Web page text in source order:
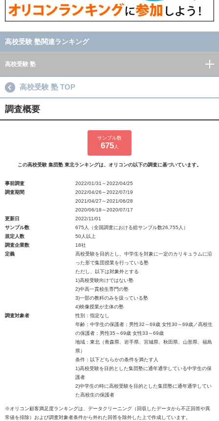
高校受験 塾関連ランキング
高校受験 塾
高校受験 塾 TOP
調査概要
サンプル数
675人
この高校受験 集団塾 東北ランキングは、オリコンの以下の調査に基づいています。
事前調査
2022/01/31～2022/04/25
調査期間
2022/04/26～2022/07/19
2021/04/27～2021/06/28
2020/06/18～2020/07/17
更新日
2022/11/01
サンプル数
675人（全国調査における総サンプル数26,755人）
規定人数
50人以上
調査企業数
18社
定義
高校受験を目的とし、中学生を対象に一定のカリキュラムに沿
った形で集団授業を行っている塾
ただし、以下は対象外とする
1)高校受験向けではない塾
2)中高一貫校生専門の塾
3)一部の教科のみを扱っている塾
4)映像授業が主体の塾
調査対象者
性別：指定なし
年齢：中学生の保護者：男性32～69歳 女性30～69歳／高校生
の保護者：男性35～69歳 女性33～69歳
地域：東北（青森県、岩手県、宮城県、秋田県、山形県、福島
県）
条件：以下どちらかの条件を満たす人
1)高校受験を目的とした集団塾に通年通学している中学生の保
護者
2)中学生の時に高校受験を目的とした集団塾に通年通学してい
た高校生の保護者
※オリコン顧客満足度ランキングは、データクリーニング（回収したデータから不正回答や異
常値を排除）および調査対象者条件から外れた回答を除外した上で作成しています。